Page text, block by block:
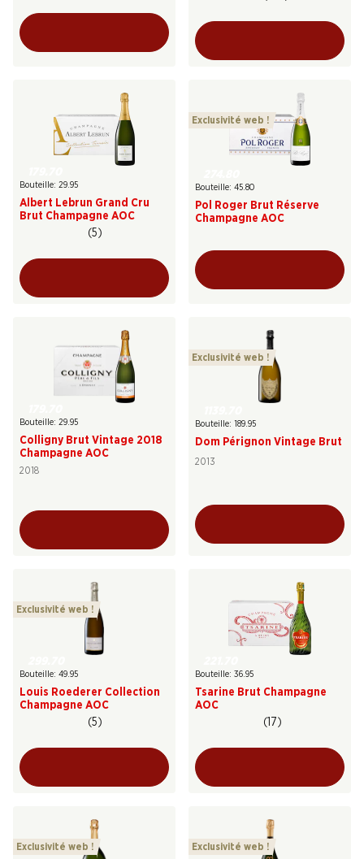
Bouteille: 29.95
Albert Lebrun Grand Cru
Brut Champagne AOC
(5)
Exclusivité web !
Bouteille: 45.80
Pol Roger Brut Réserve
Champagne AOC
Bouteille: 29.95
Colligny Brut Vintage 2018
Champagne AOC
2018
Exclusivité web !
Bouteille: 189.95
Dom Pérignon Vintage Brut
2013
Exclusivité web !
Bouteille: 49.95
Louis Roederer Collection
Champagne AOC
(5)
Bouteille: 36.95
Tsarine Brut Champagne
AOC
(17)
Exclusivité web ! Exclusivité web !